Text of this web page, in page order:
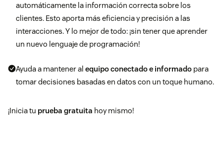
automáticamente la información correcta sobre los
clientes. Esto aporta más eficiencia y precisión a las
interacciones. Y lo mejor de todo: ¡sin tener que aprender
un nuevo lenguaje de programación!
Ayuda a mantener al equipo conectado e informado para
tomar decisiones basadas en datos con un toque humano.
¡Inicia tu prueba gratuita hoy mismo!